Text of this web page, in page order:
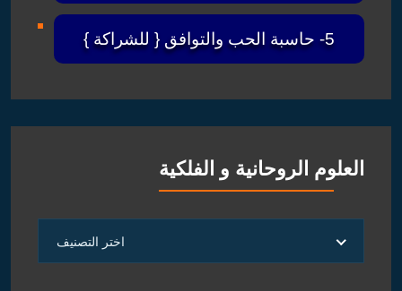
5- حاسبة الحب والتوافق { للشراكة }
العلوم الروحانية و الفلكية
الروحانية
اختر التصنيف